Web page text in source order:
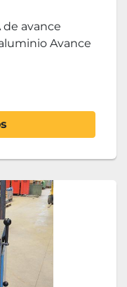
de avance
Avance